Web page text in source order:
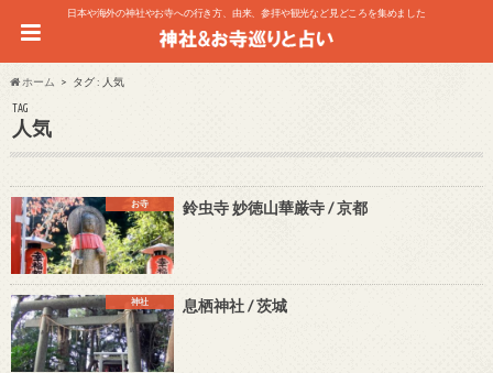
日本や海外の神社やお寺への行き方、由来、参拝や観光など見どころを集めました
ホーム タグ : 人気
TAG
人気
お寺 鈴虫寺 妙徳山華厳寺 / 京都
神社 息栖神社 / 茨城